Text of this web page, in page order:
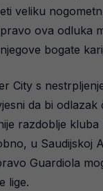
veliku
ova odluka
bogate
City s
da bi odlazak
razdoblje
u Saudijskoj
Guardiola
lige.